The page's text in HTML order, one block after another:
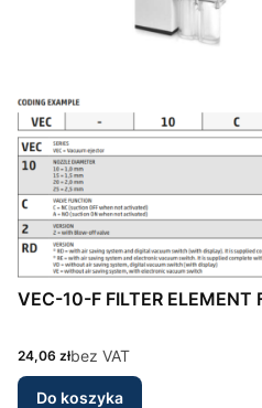
VEC-10-F FILTER
Cena
24,06 złbez VAT
Do koszyka